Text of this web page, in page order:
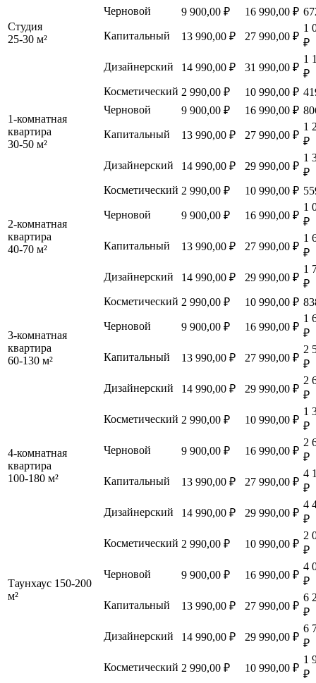
Студия
25-30 м²
Черновой
9 900,00 ₽ 16 990,00 ₽
Капитальный
13 990,00 ₽ 27 990,00 ₽
1
₽
Дизайнерский
14 990,00 ₽ 31 990,00 ₽
1
₽
1-комнатная
квартира
30-50 м²
Косметический 2 990,00 ₽ 10 990,00 ₽
Черновой
9 900,00 ₽ 16 990,00 ₽
Капитальный
13 990,00 ₽ 27 990,00 ₽
1
₽
Дизайнерский
14 990,00 ₽ 29 990,00 ₽
1
₽
2-комнатная
квартира
40-70 м²
Косметический 2 990,00 ₽ 10 990,00 ₽
Черновой
9 900,00 ₽ 16 990,00 ₽
1
₽
Капитальный
13 990,00 ₽ 27 990,00 ₽
1
₽
Дизайнерский
14 990,00 ₽ 29 990,00 ₽
1
₽
3-комнатная
квартира
60-130 м²
Косметический 2 990,00 ₽ 10 990,00 ₽
Черновой
9 900,00 ₽ 16 990,00 ₽
1
₽
Капитальный
13 990,00 ₽ 27 990,00 ₽
2
₽
Дизайнерский
14 990,00 ₽ 29 990,00 ₽
2
₽
4-комнатная
квартира
100-180 м²
Косметический 2 990,00 ₽ 10 990,00 ₽
1
₽
Черновой
9 900,00 ₽ 16 990,00 ₽
2
₽
Капитальный
13 990,00 ₽ 27 990,00 ₽
4
₽
Дизайнерский
14 990,00 ₽ 29 990,00 ₽
4
₽
Таунхаус 150-200
м²
Косметический 2 990,00 ₽ 10 990,00 ₽
2
₽
Черновой
9 900,00 ₽ 16 990,00 ₽
4
₽
Капитальный
13 990,00 ₽ 27 990,00 ₽
6
₽
Дизайнерский
14 990,00 ₽ 29 990,00 ₽
6
₽
Косметический 2 990,00 ₽ 10 990,00 ₽
1
₽